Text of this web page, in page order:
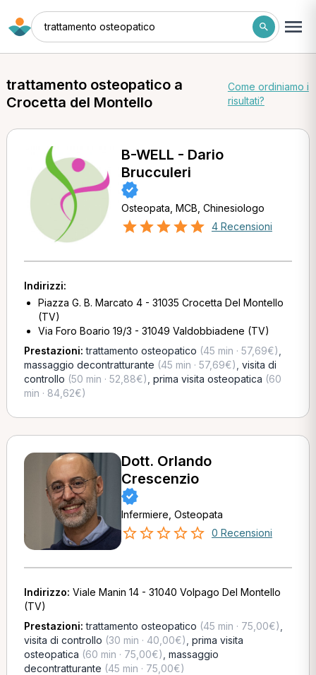
trattamento osteopatico
trattamento osteopatico a
Crocetta del Montello
Come ordiniamo i
risultati?
B-WELL - Dario
Brucculeri
Osteopata, MCB, Chinesiologo
4 Recensioni
Indirizzi:
Piazza G. B. Marcato 4 - 31035 Crocetta Del Montello
(TV)
Via Foro Boario 19/3 - 31049 Valdobbiadene (TV)
Prestazioni:trattamento osteopatico (45 min · 57,69€)
massaggio decontratturante (45 min · 57,69€) visita di
controllo (50 min · 52,88€) prima visita osteopatica (60
min · 84,62€)
Dott. Orlando
Crescenzio
Infermiere, Osteopata
0 Recensioni
Indirizzo: Viale Manin 14 - 31040 Volpago Del Montello
(TV)
Prestazioni:trattamento osteopatico (45 min · 75,00€)
visita di controllo (30 min · 40,00€) prima visita
osteopatica (60 min · 75,00€) massaggio
decontratturante (45 min · 75,00€)